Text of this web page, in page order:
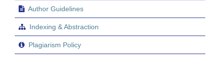
Author Guidelines
Indexing & Abstraction
Plagiarism Policy